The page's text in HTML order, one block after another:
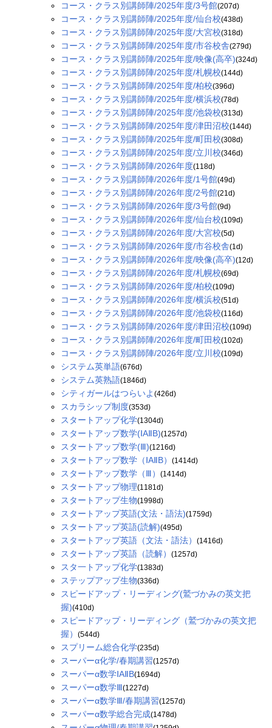
コース・クラス別講師陣/2025年度/3号館(207d)
コース・クラス別講師陣/2025年度/仙台校(438d)
コース・クラス別講師陣/2025年度/大宮校(318d)
コース・クラス別講師陣/2025年度/市谷校舎(279d)
コース・クラス別講師陣/2025年度/映像(高卒)(324d)
コース・クラス別講師陣/2025年度/札幌校(144d)
コース・クラス別講師陣/2025年度/柏校(396d)
コース・クラス別講師陣/2025年度/横浜校(78d)
コース・クラス別講師陣/2025年度/池袋校(313d)
コース・クラス別講師陣/2025年度/津田沼校(144d)
コース・クラス別講師陣/2025年度/町田校(308d)
コース・クラス別講師陣/2025年度/立川校(346d)
コース・クラス別講師陣/2026年度(118d)
コース・クラス別講師陣/2026年度/1号館(49d)
コース・クラス別講師陣/2026年度/2号館(21d)
コース・クラス別講師陣/2026年度/3号館(9d)
コース・クラス別講師陣/2026年度/仙台校(109d)
コース・クラス別講師陣/2026年度/大宮校(5d)
コース・クラス別講師陣/2026年度/市谷校舎(1d)
コース・クラス別講師陣/2026年度/映像(高卒)(12d)
コース・クラス別講師陣/2026年度/札幌校(69d)
コース・クラス別講師陣/2026年度/柏校(109d)
コース・クラス別講師陣/2026年度/横浜校(51d)
コース・クラス別講師陣/2026年度/池袋校(116d)
コース・クラス別講師陣/2026年度/津田沼校(109d)
コース・クラス別講師陣/2026年度/町田校(102d)
コース・クラス別講師陣/2026年度/立川校(109d)
システム英単語(676d)
システム英熟語(1846d)
シティガールはつらいよ (426d)
スカラシップ制度(353d)
スタートアップ化学(1304d)
スタートアップ数学(ⅠAⅡB)(1257d)
スタートアップ数学(Ⅲ)(1216d)
スタートアップ数学（ⅠAⅡB） (1414d)
スタートアップ数学（Ⅲ） (1414d)
スタートアップ物理(1181d)
スタートアップ生物(1998d)
スタートアップ英語(文法・語法)(1759d)
スタートアップ英語(読解)(495d)
スタートアップ英語（文法・語法） (1416d)
スタートアップ英語（読解） (1257d)
スタ一トアップ化学(1383d)
ステップアップ生物(336d)
スピードアップ・リーディング(鷲づかみの英文把
握)(410d)
スピードアップ・リーディング（鷲づかみの英文把
握）
(544d)
スプリーム総合化学(235d)
スーパーα化学/春期講習(1257d)
スーパーα数学ⅠAⅡB(1694d)
スーパーα数学Ⅲ(1227d)
スーパーα数学Ⅲ/春期講習(1257d)
スーパーα数学総合完成(1478d)